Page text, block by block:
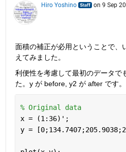
Hiro Yoshino on 9 Sep
面積の補正が必用ということで、
えてみました。
利便性を考慮して最初のデータで
た。y が before, y2 が after です。
% Original data
x = (1:36)';
y =